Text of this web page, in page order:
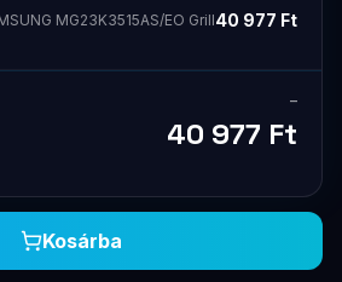
MG23K3515AS/EO Grill40 977 Ft
–
40 977 Ft
Kosárba